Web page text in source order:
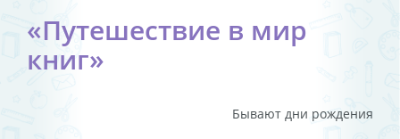
«Путешествие в мир
книг»
Бывают дни рождения